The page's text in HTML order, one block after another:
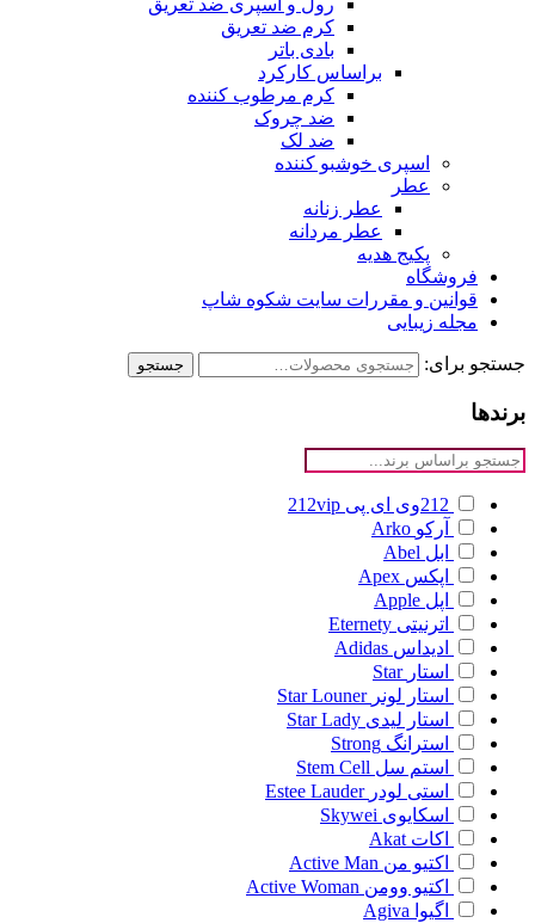
رول و اسپری ضد تعریق
کرم ضد تعریق
بادی باتر
براساس کارکرد
کرم مرطوب کننده
ضد چروک
ضد لک
اسپری خوشبو کننده
عطر
عطر زنانه
عطر مردانه
پکیج هدیه
فروشگاه
قوانین و مقررات سایت شکوه شاپ
مجله زیبایی
جستجو برای: جستجو
برندها
212وی ای پی
212vip
آرکو Arko
ابل Abel
اپکس Apex
اپل Apple
اترنیتی Eternety
ادیداس Adidas
استار Star
استار لونر Star Louner
استار لیدی Star Lady
استرانگ Strong
استم سل Stem Cell
استی لودر Estee Lauder
اسکایوی Skywei
اکات Akat
اکتیو من Active Man
اکتیو وومن Active Woman
اگیوا Agiva